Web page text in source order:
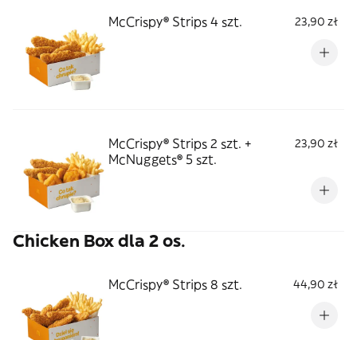
McCrispy® Strips 4 szt. 23,90 zł
McCrispy® Strips 2 szt. +
McNuggets® 5 szt.
23,90 zł
Chicken Box dla 2 os.
McCrispy® Strips 8 szt. 44,90 zł